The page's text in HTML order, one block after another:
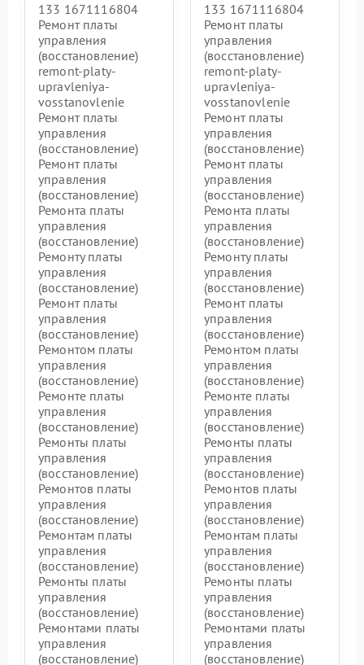
133 1671116804
Ремонт платы
управления
(восстановление)
remont-platy-
upravleniya-
vosstanovlenie
Ремонт платы
управления
(восстановление)
Ремонт платы
управления
(восстановление)
Ремонта платы
управления
(восстановление)
Ремонту платы
управления
(восстановление)
Ремонт платы
управления
(восстановление)
Ремонтом платы
управления
(восстановление)
Ремонте платы
управления
(восстановление)
Ремонты платы
управления
(восстановление)
Ремонтов платы
управления
(восстановление)
Ремонтам платы
управления
(восстановление)
Ремонты платы
управления
(восстановление)
Ремонтами платы
управления
(восстановление)
133 1671116804
Ремонт платы
управления
(восстановление)
remont-platy-
upravleniya-
vosstanovlenie
Ремонт платы
управления
(восстановление)
Ремонт платы
управления
(восстановление)
Ремонта платы
управления
(восстановление)
Ремонту платы
управления
(восстановление)
Ремонт платы
управления
(восстановление)
Ремонтом платы
управления
(восстановление)
Ремонте платы
управления
(восстановление)
Ремонты платы
управления
(восстановление)
Ремонтов платы
управления
(восстановление)
Ремонтам платы
управления
(восстановление)
Ремонты платы
управления
(восстановление)
Ремонтами платы
управления
(восстановление)